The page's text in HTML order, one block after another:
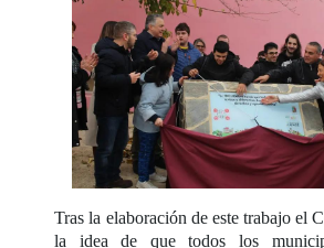
Tras la elaboración de este trabajo el
la idea de que todos los